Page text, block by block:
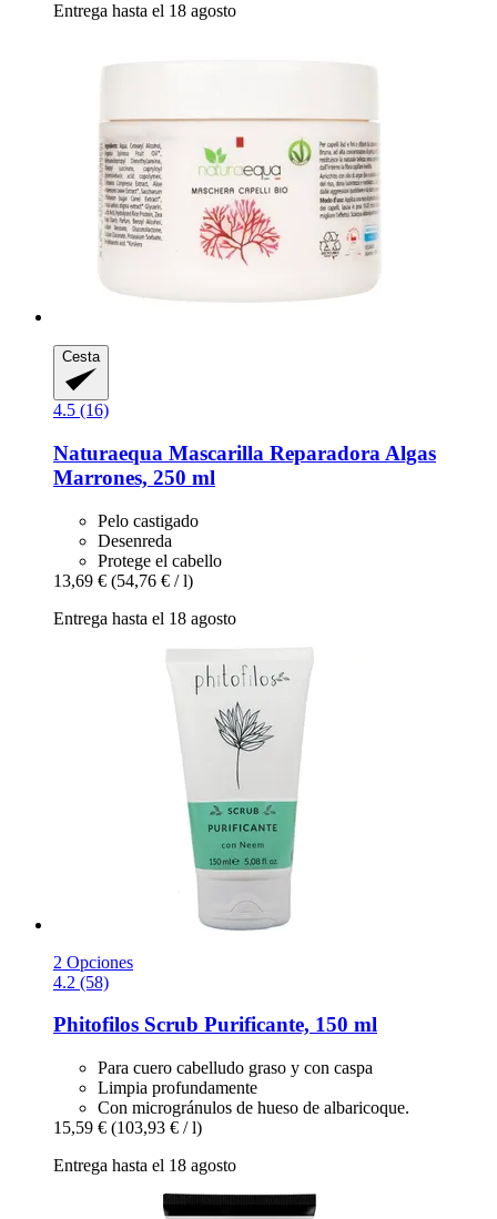
Entrega hasta el 18 agosto
Cesta
4.5 (16)
Naturaequa Mascarilla Reparadora Algas
Marrones, 250 ml
Pelo castigado
Desenreda
Protege el cabello
13,69 € (54,76 € / l)
Entrega hasta el 18 agosto
2 Opciones
4.2 (58)
Phitofilos Scrub Purificante, 150 ml
Para cuero cabelludo graso y con caspa
Limpia profundamente
Con microgránulos de hueso de albaricoque.
15,59 € (103,93 € / l)
Entrega hasta el 18 agosto